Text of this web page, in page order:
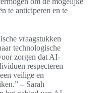
te anticiperen en te
vraagstukken
technologische
zorgen dat AI-
respecteren
veilige en
– Sarah